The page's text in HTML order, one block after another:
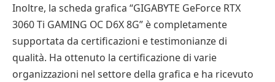
Inoltre, la scheda grafica “GIGABYTE GeForce RTX
3060 Ti GAMING OC D6X 8G” è completamente
supportata da certificazioni e testimonianze di
qualità. Ha ottenuto la certificazione di varie
organizzazioni nel settore della grafica e ha ricevuto